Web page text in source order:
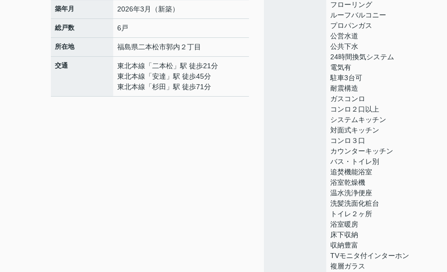
築年月 2026年3月（新築）
総戸数 6戸
所在地 福島県二本松市郭内 ２丁目
交通 東北本線 「 二本松 」駅 徒歩21分
東北本線 「安達 」駅 徒歩45分
東北本線 「杉田 」駅 徒歩71分
フローリング
ルーフバルコニー
プロパンガス
公営水道
公共下水
24時間換気システム
電気有
駐車3台可
耐震構造
ガスコンロ
コンロ２口以上
システムキッチン
対面式キッチン
コンロ３口
カウンターキッチン
バス・トイレ別
追焚機能浴室
浴室乾燥機
温水洗浄便座
洗髪洗面化粧台
トイレ２ヶ所
浴室暖房
床下収納
収納豊富
TVモニタ付インターホン
複層ガラス